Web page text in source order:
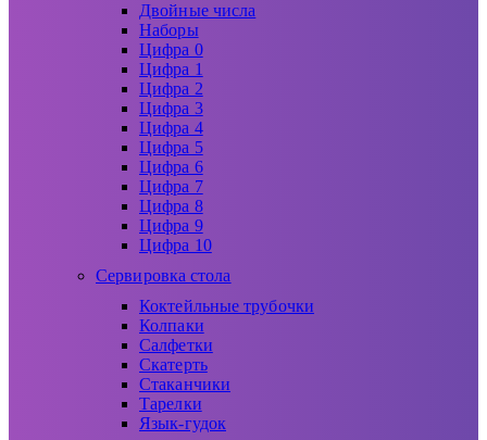
Двойные числа
Наборы
Цифра 0
Цифра 1
Цифра 2
Цифра 3
Цифра 4
Цифра 5
Цифра 6
Цифра 7
Цифра 8
Цифра 9
Цифра 10
Сервировка стола
Коктейльные трубочки
Колпаки
Салфетки
Скатерть
Стаканчики
Тарелки
Язык-гудок